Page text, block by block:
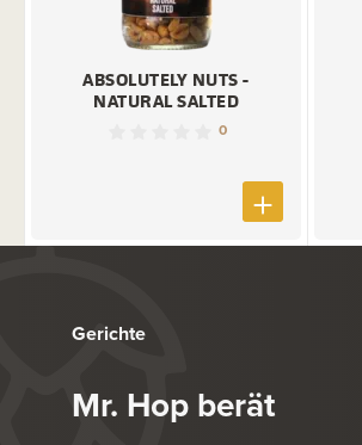
ABSOLUTELY NUTS -
NATURAL SALTED
0
Gerichte
Mr. Hop berät